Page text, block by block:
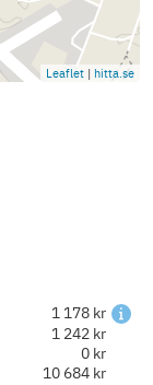
Leaflet | hitta.se
1 178 kr
1 242 kr
0 kr
10 684 kr